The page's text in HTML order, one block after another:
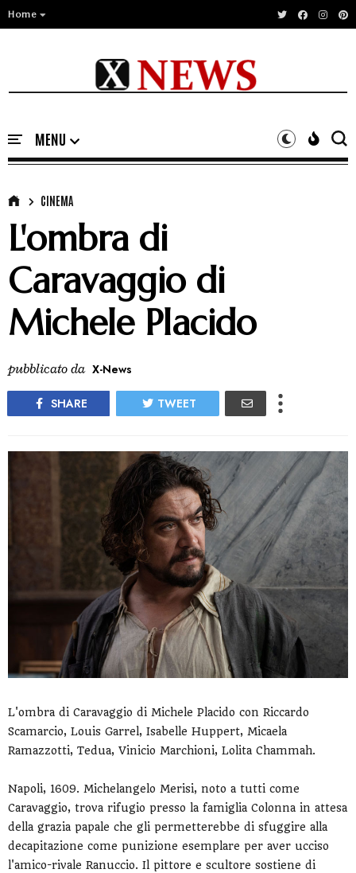
Home
CINEMA
L'ombra di
Caravaggio di
Michele Placido
pubblicato da X-News
SHARE TWEET
L'ombra di Caravaggio di Michele Placido con Riccardo
Scamarcio, Louis Garrel, Isabelle Huppert, Micaela
Ramazzotti, Tedua, Vinicio Marchioni, Lolita Chammah.
Napoli, 1609. Michelangelo Merisi, noto a tutti come
Caravaggio, trova rifugio presso la famiglia Colonna in attesa
della grazia papale che gli permetterebbe di sfuggire alla
decapitazione come punizione esemplare per aver ucciso
l'amico-rivale Ranuccio. Il pittore e scultore sostiene di